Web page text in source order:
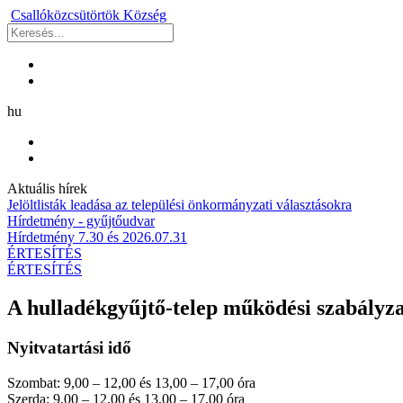
Csallóközcsütörtök Község
hu
Aktuális hírek
Jelöltlisták leadása az települési önkormányzati választásokra
Hírdetmény - gyűjtőudvar
Hírdetmény 7.30 és 2026.07.31
ÉRTESÍTÉS
ÉRTESÍTÉS
A hulladékgyűjtő-telep működési
Nyitvatartási idő
Szombat: 9,00 – 12,00 és 13,00 – 17,00 óra
Szerda: 9,00 – 12,00 és 13,00 – 17,00 óra